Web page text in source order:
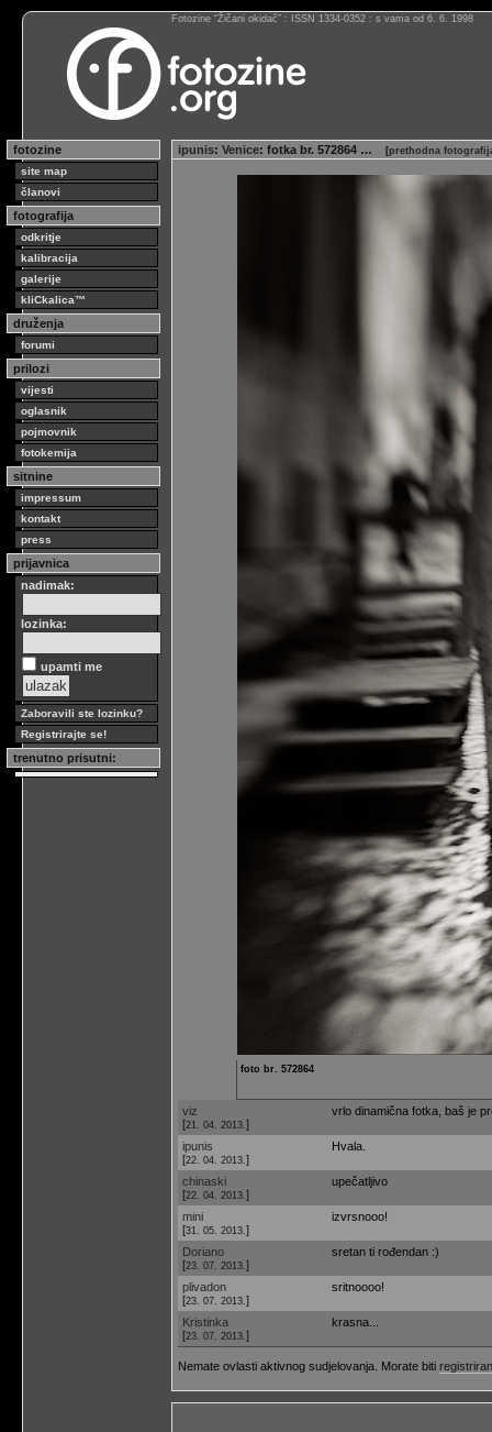
Fotozine “Žičani okidač” : ISSN 1334-0352 : s vama od 6. 6. 1998
fotozine
site map
članovi
fotografija
odkritje
kalibracija
galerije
kliCkalica™
druženja
forumi
prilozi
vijesti
oglasnik
pojmovnik
fotokemija
sitnine
impressum
kontakt
press
prijavnica
nadimak:
lozinka:
upamti me
Zaboravili ste lozinku?
Registrirajte se!
trenutno prisutni:
ipunis: Venice: fotka br. 572864 … [prethodna
foto br. 572864
viz
[21. 04. 2013. ]
vrlo dinamična fotka, baš je
ipunis
[22. 04. 2013. ]
Hvala.
chinaski
[22. 04. 2013. ]
upečatljivo
mini
[31. 05. 2013. ]
izvrsnooo!
Doriano
[23. 07. 2013. ]
sretan ti rođendan :)
plivadon
[23. 07. 2013. ]
sritnoooo!
Kristinka
[23. 07. 2013. ]
krasna...
Nemate ovlasti aktivnog sudjelovanja. Morate biti